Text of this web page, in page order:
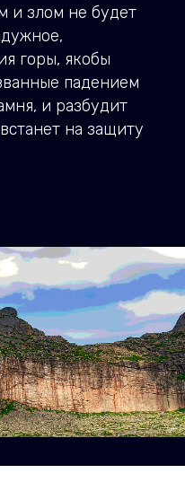
и злом не будет
горы, якобы
падением
и разбудит
на защиту